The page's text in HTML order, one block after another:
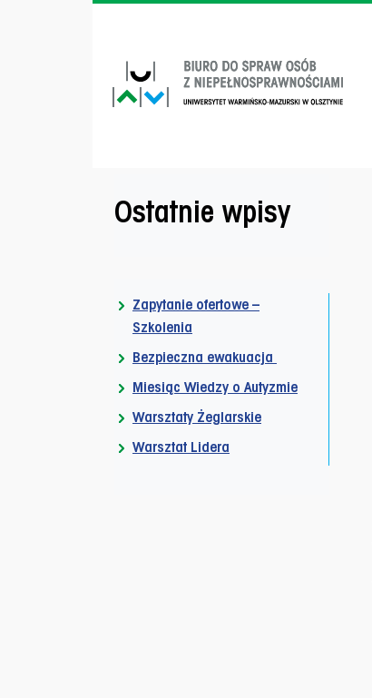
Ostatnie wpisy
Zapytanie ofertowe –
Szkolenia
Bezpieczna ewakuacja
Miesiąc Wiedzy o Autyzmie
Warsztaty Żeglarskie
Warsztat Lidera